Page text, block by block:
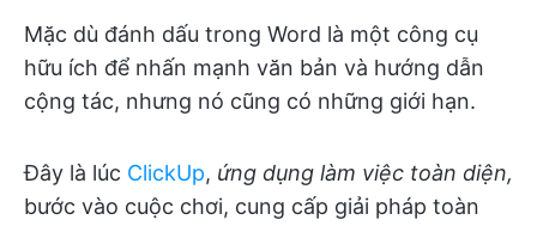
Mặc dù đánh dấu trong Word là một công cụ
hữu ích để nhấn mạnh văn bản và hướng dẫn
cộng tác, nhưng nó cũng có những giới hạn.
Đây là lúc ClickUp, ứng dụng làm việc toàn diện,
bước vào cuộc chơi, cung cấp giải pháp toàn